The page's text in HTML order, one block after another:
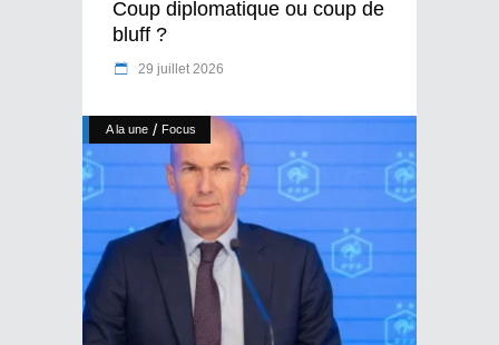
Coup diplomatique ou coup de
bluff ?
29 juillet 2026
A la une / Focus